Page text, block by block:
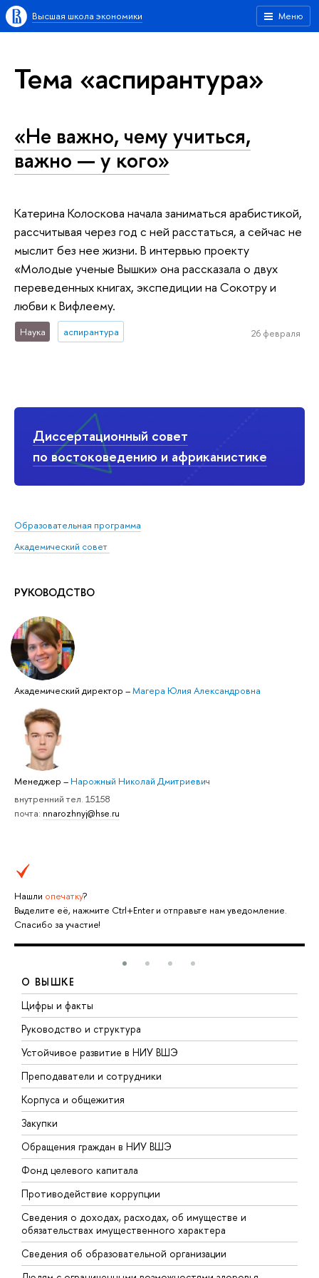
Меню
Высшая школа экономики
Диссертационный совет
по востоковедению и африканистике
Образовательная программа
Академический совет
РУКОВОДСТВО
Академический директор –Магера Юлия Александровна
Менеджер – Нарожный Николай Дмитриевич
внутренний тел. 15158
почта: nnarozhnyj@hse.ru
Нашли опечатку?
Выделите её, нажмите Ctrl+Enter и отправьте нам уведомление.
Спасибо за участие!
Тема «аспирантура»
«Не важно, чему учиться,
важно — у кого»
Катерина Колоскова начала заниматься арабистикой,
рассчитывая через год с ней расстаться, а сейчас не
мыслит без нее жизни. В интервью проекту
«Молодые ученые Вышки» она рассказала о двух
переведенных книгах, экспедиции на Сокотру и
любви к Вифлеему.
Наука аспирантура 26 февраля
О ВЫШКЕ
Цифры и факты
Руководство и структура
Устойчивое развитие в НИУ ВШЭ
Преподаватели и сотрудники
Корпуса и общежития
Закупки
Обращения граждан в НИУ ВШЭ
Фонд целевого капитала
Противодействие коррупции
Сведения о доходах, расходах, об имуществе и
обязательствах имущественного характера
Сведения об образовательной организации